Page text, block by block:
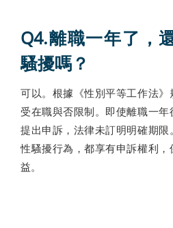
Q4.離職一年了，
騷擾嗎？
可以。根據《性別平等工作法
受在職與否限制。即使離職一
提出申訴，法律未訂明明確期
性騷擾行為，都享有申訴權利
益。